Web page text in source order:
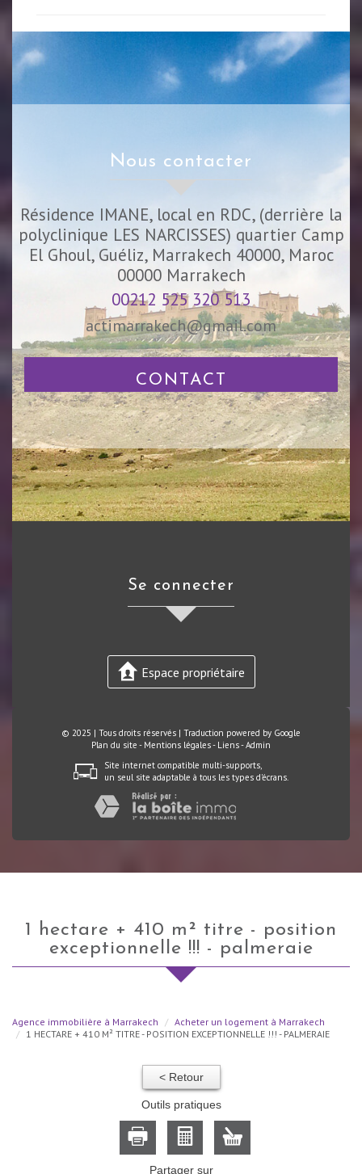
nous contacter
Résidence IMANE, local en RDC, (derrière la
polyclinique LES NARCISSES) quartier Camp
El Ghoul, Guéliz, Marrakech 40000, Maroc
00000 Marrakech
00212 525 320 513
actimarrakech@gmail.com
CONTACT
se connecter
Espace propriétaire
© 2025 | Tous droits réservés | Traduction powered by Google
Plan du site - Mentions légales- Liens-Admin
Site internet compatible multi-supports,
un seul site adaptable à tous les types d'écrans.
1 hectare + 410 m² titre - position
exceptionnelle !!! - palmeraie
Agence immobilière à Marrakech
Acheter un logement à Marrakech
1 HECTARE + 410 M² TITRE - POSITION EXCEPTIONNELLE !!! - PALMERAIE
< Retour
Outils pratiques
Partager sur